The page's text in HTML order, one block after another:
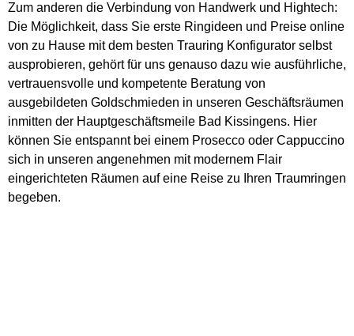
Zum anderen die Verbindung von Handwerk und Hightech:
Die Möglichkeit, dass Sie erste Ringideen und Preise online
von zu Hause mit dem besten Trauring Konfigurator selbst
ausprobieren, gehört für uns genauso dazu wie ausführliche,
vertrauensvolle und kompetente Beratung von
ausgebildeten Goldschmieden in unseren Geschäftsräumen
inmitten der Hauptgeschäftsmeile Bad Kissingens. Hier
können Sie entspannt bei einem Prosecco oder Cappuccino
sich in unseren angenehmen mit modernem Flair
eingerichteten Räumen auf eine Reise zu Ihren Traumringen
begeben.